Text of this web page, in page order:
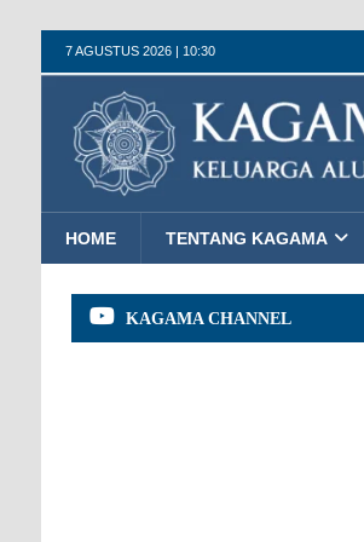
7 AGUSTUS 2026 | 10:30
HOME TENTANG KAGAMA
KAGAMA CHANNEL